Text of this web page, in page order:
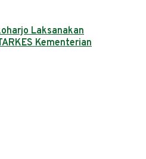
Laksanakan
Kementerian